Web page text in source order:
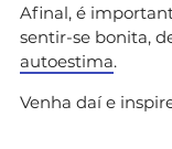
Afinal, é
sentir-se bonita,
autoestima.
Venha daí e